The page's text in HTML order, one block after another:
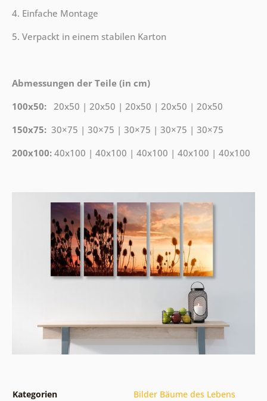
4. Einfache Montage
5. Verpackt in einem stabilen Karton
Abmessungen der Teile (in cm)
100x50: 20x50 | 20x50 | 20x50 | 20x50 | 20x50
150x75: 30×75 | 30×75 | 30×75 | 30×75 | 30×75
200x100: 40x100 | 40x100 | 40x100 | 40x100 | 40x100
Kategorien Bilder Bäume des Lebens